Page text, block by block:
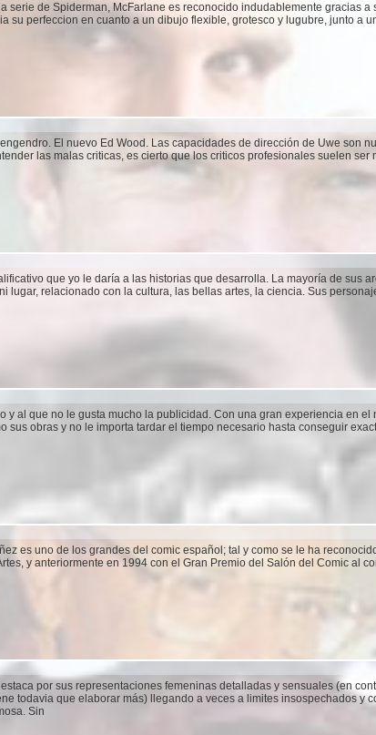
serie de Spiderman, McFarlane es reconocido indudablemente gracias a
su perfeccion en cuanto a un dibujo flexible, grotesco y lugubre, junto a
El nuevo Ed Wood. Las capacidades de dirección de Uwe son
las malas criticas, es cierto que los criticos profesionales suelen ser
que yo le daría a las historias que desarrolla. La mayoría de sus
lugar, relacionado con la cultura, las bellas artes, la ciencia. Sus
y al que no le gusta mucho la publicidad. Con una gran experiencia en el
sus obras y no le importa tardar el tiempo necesario hasta conseguir
es uno de los grandes del comic español; tal y como se le ha
y anteriormente en 1994 con el Gran Premio del Salón del Comic al
por sus representaciones femeninas detalladas y sensuales (en
todavia que elaborar más) llegando a veces a limites insospechados y
Sin